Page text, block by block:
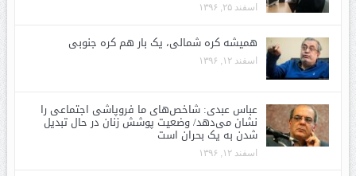
اسفند ۲۵, ۱۳۹۶
همیشه کره شمالی، یک بار هم کره جنوبی
اسفند ۱۲, ۱۳۹۶
عباس عبدی: شاخص‌های ما فروپاشی اجتماعی را
نشان می‌دهد/ وضعیت پوشش زنان در حال تبدیل
شدن به یک بحران است
اسفند ۱۲, ۱۳۹۶